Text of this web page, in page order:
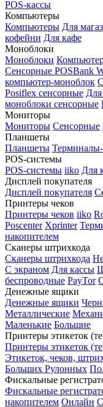
POS-кассы
Компьютеры
Компьютеры Для
кофейни Для кафе
Моноблоки
Моноблоки
Сенсорные POSBank
компьютер-моноблок
Posiflex сенсорные Для
моноблоки сенсорные
Мониторы
Мониторы Сенсорные
Планшеты
Планшеты
POS-системы
POS-системы iiko Для
Дисплей покупателя
Дисплей покупателя
Принтеры чеков
Принтеры чеков iiko
Poscenter Xprinter
накопителем
Сканеры штрихкода
Сканеры штрихкода
С экраном Для кассы
беспроводные PayTor
Денежные ящики
Денежные ящики
Металлические
Маленькие Большие
Принтеры этикеток
Принтеры этикеток
Этикеток, чеков,
Больших Рулонных
Фискальные
Фискальные
накопителем Онлайн